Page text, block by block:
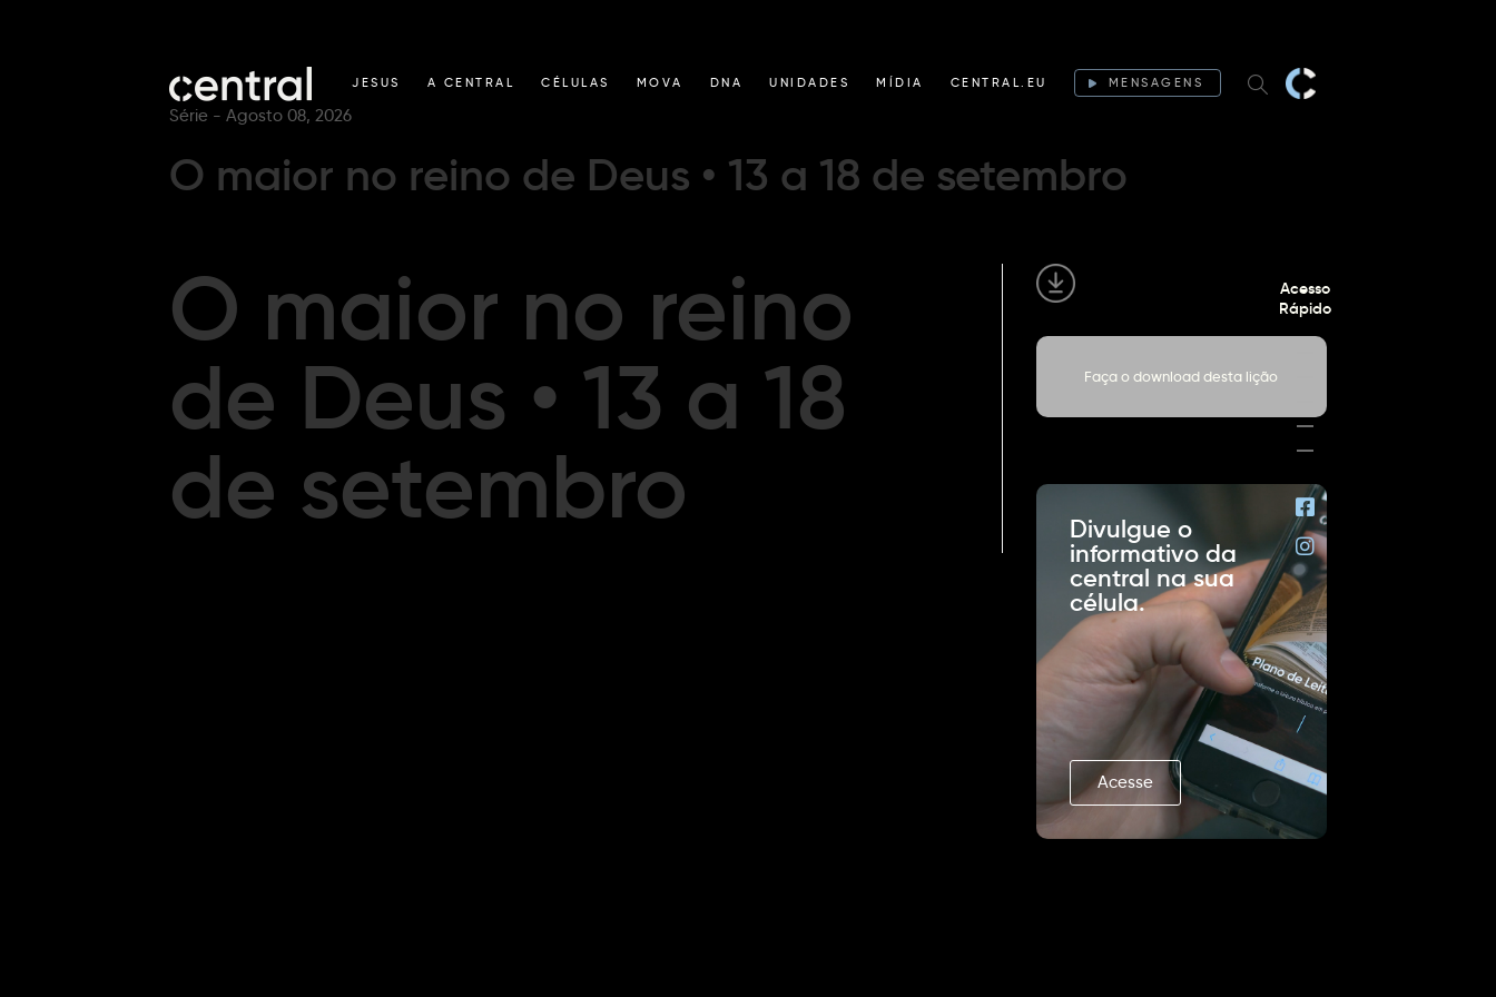
Acesso
Rápido
JESUS A CENTRAL CÉLULAS MOVA DNA UNIDADES MÍDIA CENTRAL.EU MENSAGENS
Série - Agosto 08, 2026
O maior no reino de Deus • 13 a 18 de setembro
O maior no reino
de Deus • 13 a 18
de setembro
Faça o download desta lição
Divulgue o
informativo da
central na sua
célula.
Acesse